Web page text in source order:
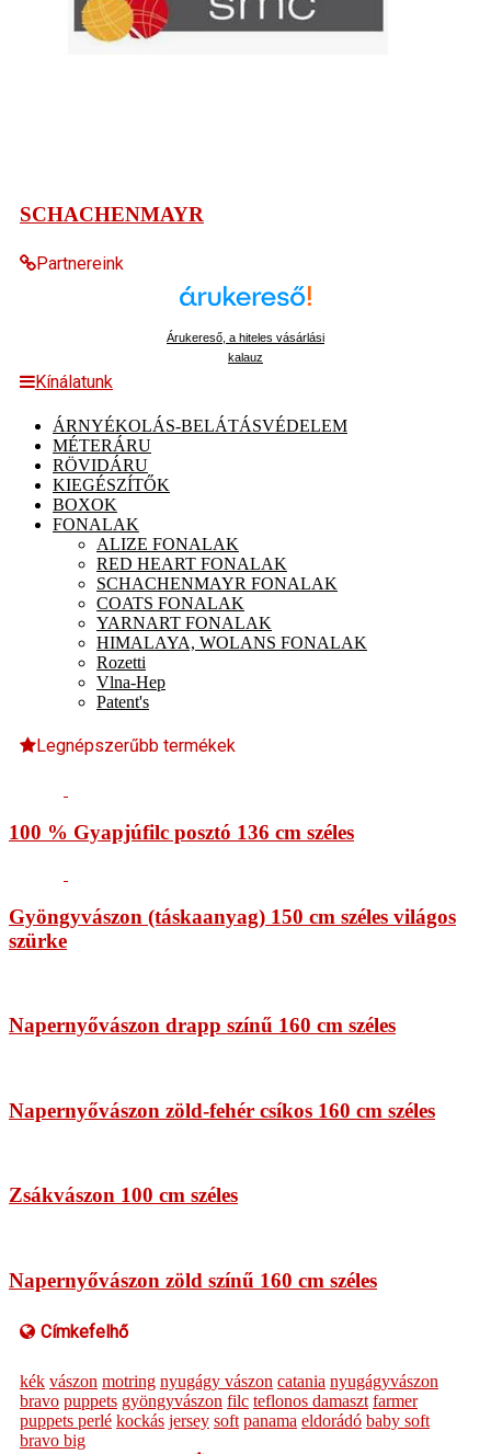
SCHACHENMAYR
Partnereink
Árukereső, a hiteles vásárlási
kalauz
Kínálatunk
ÁRNYÉKOLÁS-BELÁTÁSVÉDELEM
MÉTERÁRU
RÖVIDÁRU
KIEGÉSZÍTŐK
BOXOK
FONALAK
ALIZE FONALAK
RED HEART FONALAK
SCHACHENMAYR FONALAK
COATS FONALAK
YARNART FONALAK
HIMALAYA, WOLANS FONALAK
Rozetti
Vlna-Hep
Patent's
Legnépszerűbb termékek
100 % Gyapjúfilc posztó 136 cm széles
Gyöngyvászon (táskaanyag) 150 cm széles világos
szürke
Napernyővászon drapp színű 160 cm széles
Napernyővászon zöld-fehér csíkos 160 cm széles
Zsákvászon 100 cm széles
Napernyővászon zöld színű 160 cm széles
Címkefelhő
kék vászon motring nyugágy vászon catania nyugágyvászon
bravo puppets gyöngyvászon filc teflonos damaszt farmer
puppets perlé kockás jersey soft panama eldorádó baby soft
bravo big